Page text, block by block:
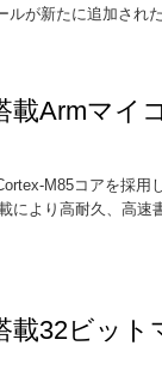
ルが新たに追加され
載Armマイ
M85コアを採用
により高耐久、高
載32ビッ